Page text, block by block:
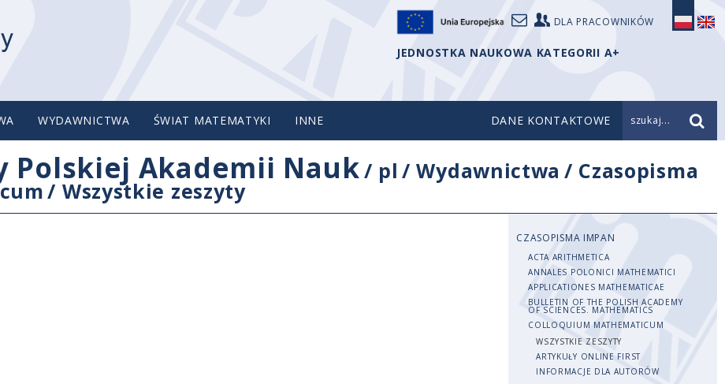
DLA PRACOWNIKÓW
JEDNOSTKA NAUKOWA KATEGORII A+
WYDAWNICTWA ŚWIAT MATEMATYKI INNE DANE KONTAKTOWE szukaj...
Akademii Nauk/ pl /Wydawnictwa / Czasopisma
/ Wszystkie zeszyty
CZASOPISMA IMPAN
ACTA ARITHMETICA
ANNALES POLONICI MATHEMATICI
APPLICATIONES MATHEMATICAE
BULLETIN OF THE POLISH ACADEMY
OF SCIENCES. MATHEMATICS
COLLOQUIUM MATHEMATICUM
WSZYSTKIE ZESZYTY
ARTYKUŁY ONLINE FIRST
INFORMACJE DLA AUTORÓW